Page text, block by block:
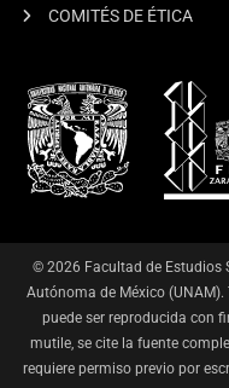
COMITÉS DE ÉTICA
© 2026 Facultad de Estudios
Autónoma de México
puede ser reproducida con
mutile, se cite la fuente
requiere permiso previo por